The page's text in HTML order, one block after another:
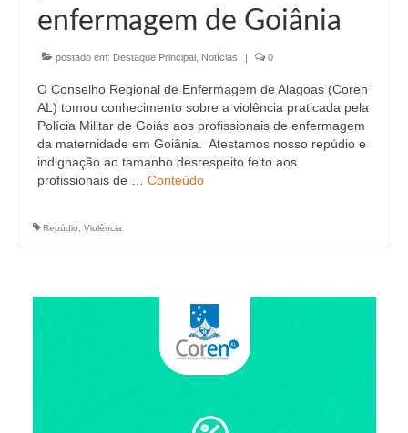
enfermagem de Goiânia
postado em: Destaque Principal Notícias | 0
O Conselho Regional de Enfermagem de Alagoas (Coren
AL) tomou conhecimento sobre a violência praticada pela
Polícia Militar de Goiás aos profissionais de enfermagem
da maternidade em Goiânia. Atestamos nosso repúdio e
indignação ao tamanho desrespeito feito aos
profissionais de … Conteúdo
Repúdio Violência